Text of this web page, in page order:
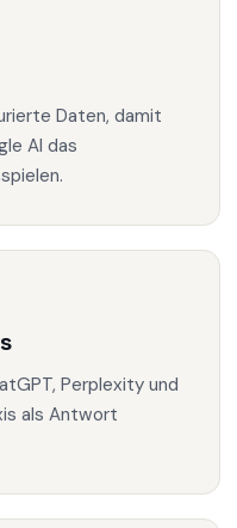
Daten, damit
AI das
Perplexity und
als Antwort